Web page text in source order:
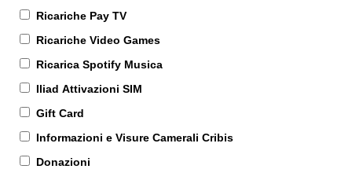
Ricariche Pay TV
Ricariche Video Games
Ricarica Spotify Musica
Iliad Attivazioni SIM
Gift Card
Informazioni e Visure Camerali Cribis
Donazioni